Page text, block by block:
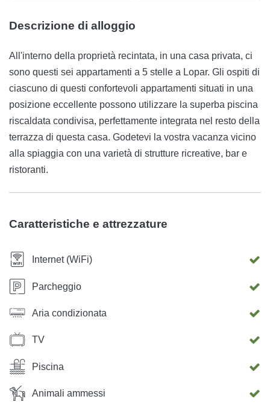
Descrizione di alloggio
All'interno della proprietà recintata, in una casa privata, ci
sono questi sei appartamenti a 5 stelle a Lopar. Gli ospiti di
ciascuno di questi confortevoli appartamenti situati in una
posizione eccellente possono utilizzare la superba piscina
riscaldata condivisa, perfettamente integrata nel resto della
terrazza di questa casa. Godetevi la vostra vacanza vicino
alla spiaggia con una varietà di strutture ricreative, bar e
ristoranti.
Caratteristiche e attrezzature
Internet (WiFi)
Parcheggio
Aria condizionata
TV
Piscina
Animali ammessi